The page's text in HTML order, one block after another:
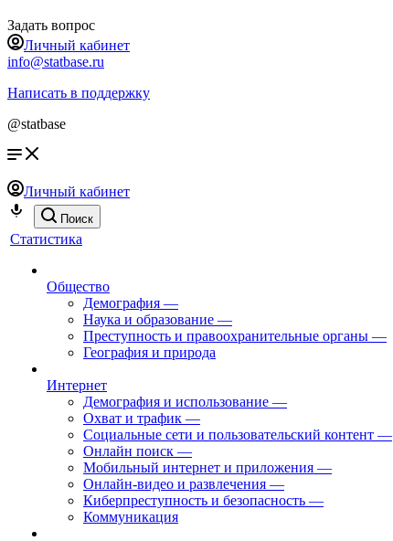
Задать вопрос
Личный кабинет
info@statbase.ru
Написать в поддержку
@statbase
Личный кабинет
Поиск
Статистика
Общество
Демография —
Наука и образование —
Преступность и правоохранительные органы —
География и природа
Интернет
Демография и использование —
Охват и трафик —
Социальные сети и пользовательский контент —
Онлайн поиск —
Мобильный интернет и приложения —
Онлайн-видео и развлечения —
Киберпреступность и безопасность —
Коммуникация